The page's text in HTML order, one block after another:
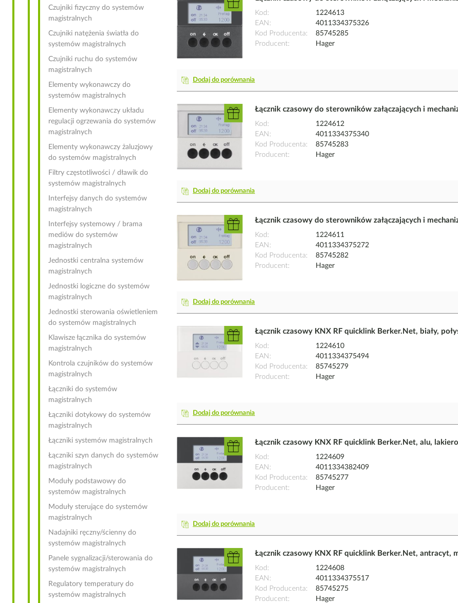
Kod
1224613
EAN
4011334375326
Kod Producenta
85745285
Producent
Hager
Dodaj do porównania
Łącznik czasowy do sterowników załączających i
Kod
1224612
EAN
4011334375340
Kod Producenta
85745283
Producent
Hager
Dodaj do porównania
Łącznik czasowy do sterowników załączających i
Kod
1224611
EAN
4011334375272
Kod Producenta
85745282
Producent
Hager
Dodaj do porównania
Łącznik czasowy KNX RF quicklink Berker.Net, biały,
Kod
1224610
EAN
4011334375494
Kod Producenta
85745279
Producent
Hager
Dodaj do porównania
Łącznik czasowy KNX RF quicklink Berker.Net, alu,
Kod
1224609
EAN
4011334382409
Kod Producenta
85745277
Producent
Hager
Dodaj do porównania
Łącznik czasowy KNX RF quicklink Berker.Net, antracyt,
Kod
1224608
EAN
4011334375517
Kod Producenta
85745275
Producent
Hager
Czujniki fizyczny do systemów
magistralnych
Czujniki natężenia światła do
systemów magistralnych
Czujniki ruchu do systemów
magistralnych
Elementy wykonawczy do
systemów magistralnych
Elementy wykonawczy układu
regulacji ogrzewania do systemów
magistralnych
Elementy wykonawczy żaluzjowy
do systemów magistralnych
Filtry częstotliwości / dławik do
systemów magistralnych
Interfejsy danych do systemów
magistralnych
Interfejsy systemowy / brama
mediów do systemów
magistralnych
Jednostki centralna systemów
magistralnych
Jednostki logiczne do systemów
magistralnych
Jednostki sterowania oświetleniem
do systemów magistralnych
Klawisze łącznika do systemów
magistralnych
Kontrola czujników do systemów
magistralnych
Łączniki do systemów
magistralnych
Łączniki dotykowy do systemów
magistralnych
Łączniki systemów magistralnych
Łączniki szyn danych do systemów
magistralnych
Moduły podstawowy do
systemów magistralnych
Moduły sterujące do systemów
magistralnych
Nadajniki ręczny/ścienny do
systemów magistralnych
Panele sygnalizacji/sterowania do
systemów magistralnych
Regulatory temperatury do
systemów magistralnych